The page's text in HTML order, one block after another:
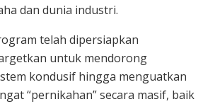
dan dunia industri.
telah dipersiapkan
untuk mendorong
kondusif hingga menguatkan
“pernikahan” secara masif, baik